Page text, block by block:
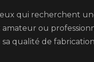
qui recherchent
ou
qualité de